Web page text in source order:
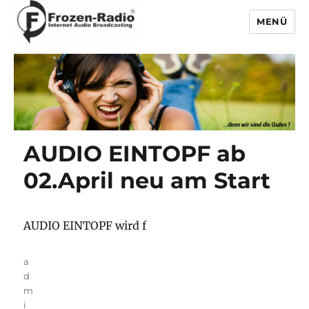
Frozen-Radio
MENÜ
AUDIO EINTOPF ab
02.April neu am Start
AUDIO EINTOPF wird f
Autor
a
d
m
i